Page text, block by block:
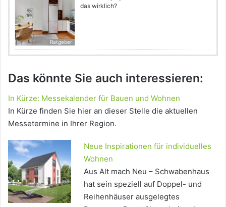
Ratgeber
das wirklich?
Das könnte Sie auch interessieren:
In Kürze: Messekalender für Bauen und Wohnen
In Kürze finden Sie hier an dieser Stelle die aktuellen
Messetermine in Ihrer Region.
Neue Inspirationen für individuelles
Wohnen
Aus Alt mach Neu – Schwabenhaus
hat sein speziell auf Doppel- und
Reihenhäuser ausgelegtes